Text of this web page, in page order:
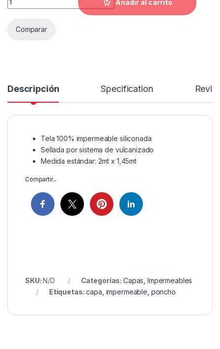
Añadir al carrito
Comparar
Descripción Specification
Tela 100% impermeable siliconada
Sellada por sistema de vulcanizado
Medida estándar: 2mt x 1,45mt
Compartir...
SKU:N/D Categorías: Capas Impermeables
Etiquetas:capa impermeable poncho